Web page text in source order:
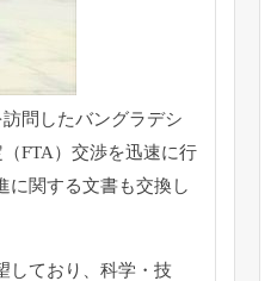
問したバングラデシ
FTA） 交渉を迅速に行
に関する文書も交換し
しており、科学・技